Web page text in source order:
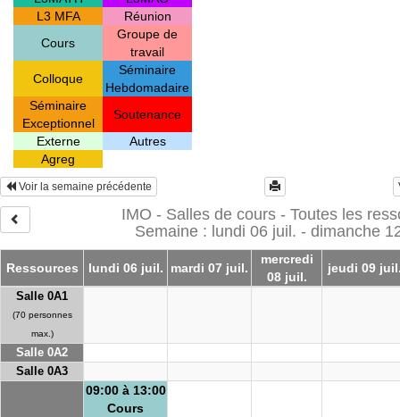
L3 MFA
Réunion
Cours
Groupe de
travail
Colloque
Séminaire
Hebdomadaire
Séminaire
Exceptionnel
Soutenance
Externe
Autres
Agreg
Voir la semaine précédente
IMO - Salles de cours - Toutes les
Semaine : lundi 06 juil. - dimanche
Ressources lundi 06 juil. mardi 07 juil.
mercredi
08 juil.
jeudi 09
Salle 0A1
(70 personnes
max.)
Salle 0A2
Salle 0A3
09:00 à 13:00
Cours